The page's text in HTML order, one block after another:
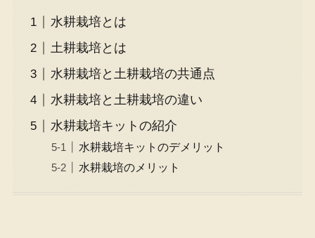
水耕栽培とは
土耕栽培とは
水耕栽培と土耕栽培の共通点
水耕栽培と土耕栽培の違い
水耕栽培キットの紹介
水耕栽培キットのデメリット
水耕栽培のメリット